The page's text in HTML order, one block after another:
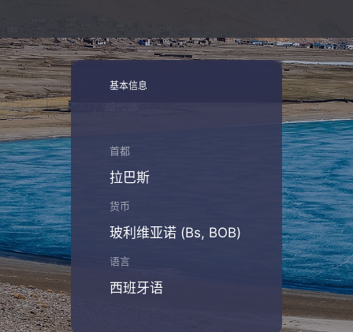
基本信息
首都
拉巴斯
货币
玻利维亚诺 (Bs, BOB)
语言
西班牙语